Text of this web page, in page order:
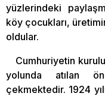
yüzlerindeki
köy çocukları,
oldular.
Cumhuriyetin
yolunda atılan
çekmektedir. 1924